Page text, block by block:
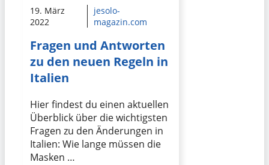
19. März
2022
jesolo-
magazin.com
Fragen und Antworten
zu den neuen Regeln in
Italien
Hier findest du einen aktuellen
Überblick über die wichtigsten
Fragen zu den Änderungen in
Italien: Wie lange müssen die
Masken …